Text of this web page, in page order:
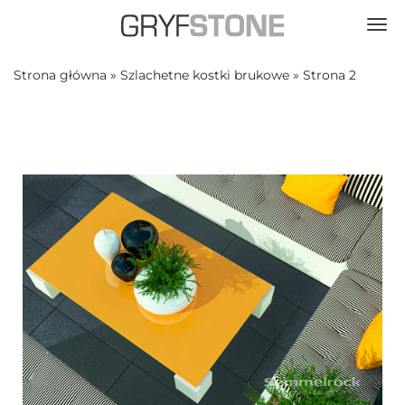
Strona główna » Szlachetne kostki brukowe » Strona 2